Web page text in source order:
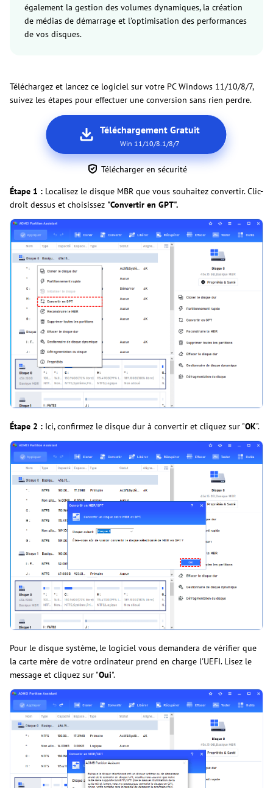
également la gestion des volumes dynamiques, la création
de médias de démarrage et l’optimisation des performances
de vos disques.
Téléchargez et lancez ce logiciel sur votre PC Windows 11/10/8/7,
suivez les étapes pour effectuer une conversion sans rien perdre.
Téléchargement Gratuit
Win 11/10/8.1/8/7
Télécharger en sécurité
Étape 1 : Localisez le disque MBR que vous souhaitez convertir. Clic-
droit dessus et choisissez "Convertir en GPT".
Étape 2 : Ici, confirmez le disque dur à convertir et cliquez sur "OK".
Pour le disque système, le logiciel vous demandera de vérifier que
la carte mère de votre ordinateur prend en charge l'UEFI. Lisez le
message et cliquez sur "Oui".